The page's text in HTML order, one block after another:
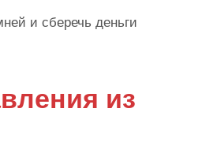
и сберечь деньги
из